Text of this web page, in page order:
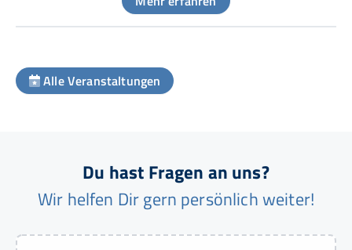
Alle Veranstaltungen
Du hast Fragen an uns?
Wir helfen Dir gern persönlich weiter!